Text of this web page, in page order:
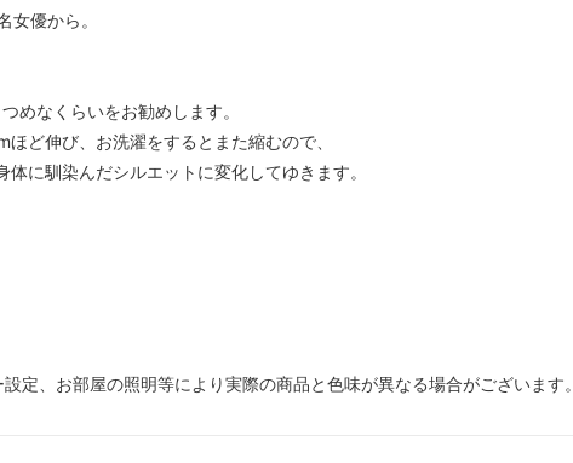
女優から。
めなくらいをお勧めします。
ど伸び、お洗濯をするとまた縮むので、
に馴染んだシルエットに変化してゆきます。
定、お部屋の照明等により実際の商品と色味が異なる場合がございます。